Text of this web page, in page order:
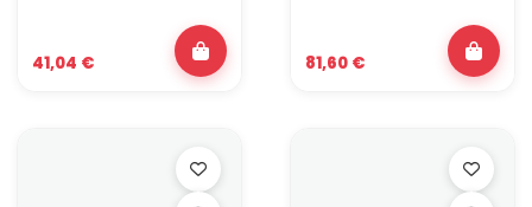
41,04 € 81,60 €